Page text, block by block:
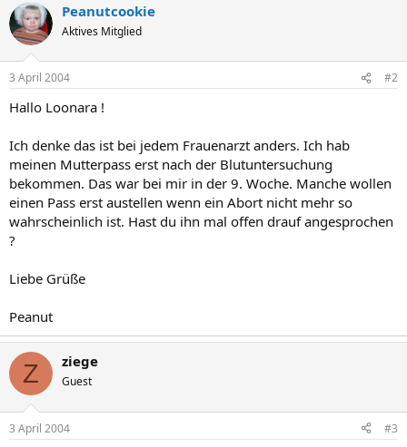
Peanutcookie
Aktives Mitglied
3 April 2004 #2
Hallo Loonara !
Ich denke das ist bei jedem Frauenarzt anders. Ich hab
meinen Mutterpass erst nach der Blutuntersuchung
bekommen. Das war bei mir in der 9. Woche. Manche wollen
einen Pass erst austellen wenn ein Abort nicht mehr so
wahrscheinlich ist. Hast du ihn mal offen drauf angesprochen
?
Liebe Grüße
Peanut
Z ziege
Guest
3 April 2004 #3